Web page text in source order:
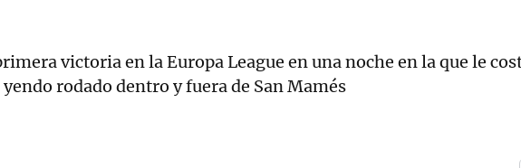
victoria en la Europa League en una noche en la que le
rodado dentro y fuera de San Mamés